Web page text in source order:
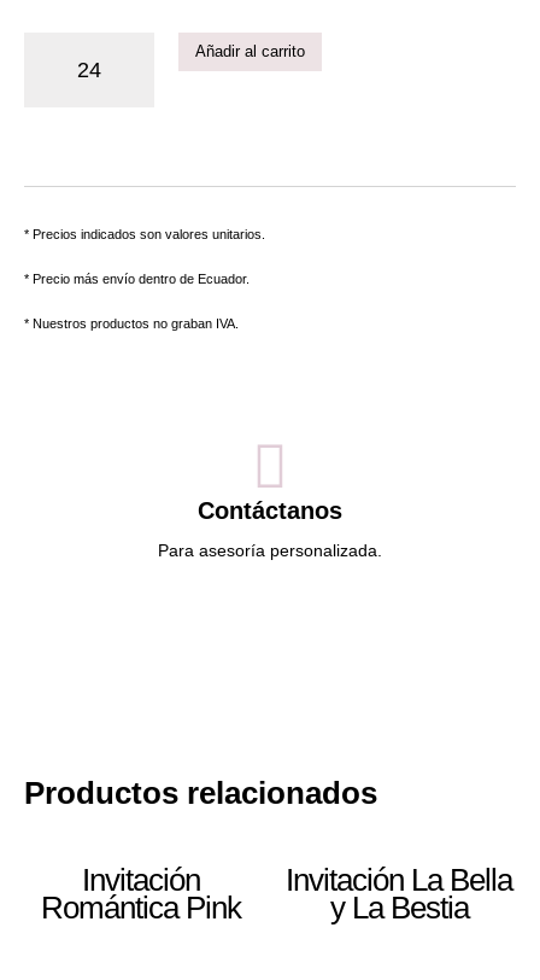
Añadir al carrito
* Precios indicados son valores unitarios.
* Precio más envío dentro de Ecuador.
* Nuestros productos no graban IVA.
Contáctanos
Para asesoría personalizada.
Productos relacionados
Invitación
Romántica Pink
Invitación La Bella
y La Bestia